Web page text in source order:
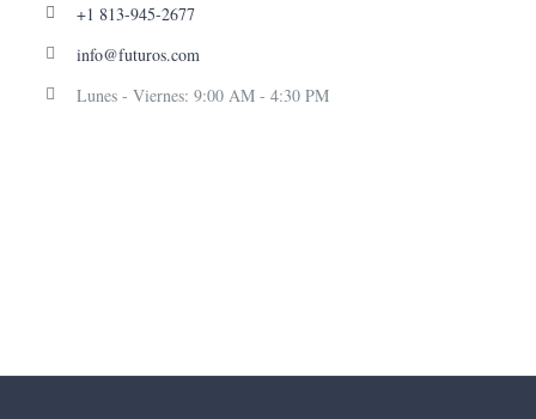
+1 813-945-2677
info@futuros.com
Lunes - Viernes: 9:00 AM - 4:30 PM